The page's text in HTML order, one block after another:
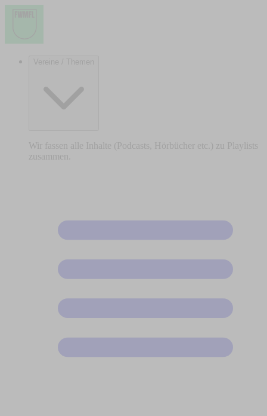
Vereine / Themen
Wir fassen alle Inhalte (Podcasts, Hörbücher etc.) zu Playlists
zusammen.